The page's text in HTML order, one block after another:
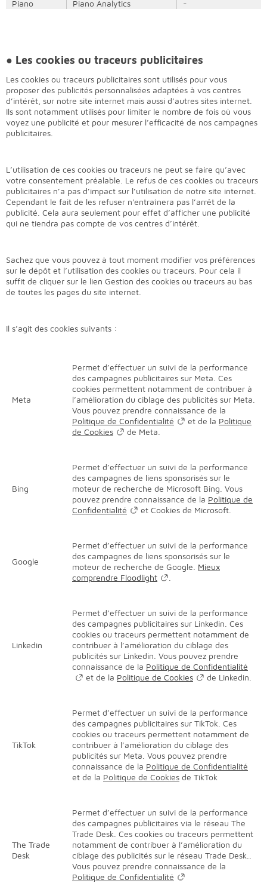
Piano Piano Analytics -
● Les cookies ou traceurs publicitaires
Les cookies ou traceurs publicitaires sont utilisés pour vous
proposer des publicités personnalisées adaptées à vos centres
d’intérêt, sur notre site internet mais aussi d’autres sites internet.
Ils sont notamment utilisés pour limiter le nombre de fois où vous
voyez une publicité et pour mesurer l’efficacité de nos campagnes
publicitaires.
L’utilisation de ces cookies ou traceurs ne peut se faire qu’avec
votre consentement préalable. Le refus de ces cookies ou traceurs
publicitaires n’a pas d’impact sur l’utilisation de notre site internet.
Cependant le fait de les refuser n'entraînera pas l’arrêt de la
publicité. Cela aura seulement pour effet d’afficher une publicité
qui ne tiendra pas compte de vos centres d’intérêt.
Sachez que vous pouvez à tout moment modifier vos préférences
sur le dépôt et l’utilisation des cookies ou traceurs. Pour cela il
suffit de cliquer sur le lien Gestion des cookies ou traceurs au bas
de toutes les pages du site internet.
Il s’agit des cookies suivants :
Meta
Permet d’effectuer un suivi de la performance
des campagnes publicitaires sur Meta. Ces
cookies permettent notamment de contribuer à
l’amélioration du ciblage des publicités sur Meta.
Vous pouvez prendre connaissance de la
Politique de Confidentialité
et de la Politique
de Cookies
de Meta.
Bing
Permet d’effectuer un suivi de la performance
des campagnes de liens sponsorisés sur le
moteur de recherche de Microsoft Bing. Vous
pouvez prendre connaissance de la Politique de
Confidentialité
et Cookies de Microsoft.
Google
Permet d’effectuer un suivi de la performance
des campagnes de liens sponsorisés sur le
moteur de recherche de Google. Mieux
comprendre Floodlight
Linkedin
Permet d’effectuer un suivi de la performance
des campagnes publicitaires sur Linkedin. Ces
cookies ou traceurs permettent notamment de
contribuer à l’amélioration du ciblage des
publicités sur Linkedin. Vous pouvez prendre
connaissance de la Politique de Confidentialité
et de la Politique de Cookies de Linkedin.
TikTok
Permet d’effectuer un suivi de la performance
des campagnes publicitaires sur TikTok. Ces
cookies ou traceurs permettent notamment de
contribuer à l’amélioration du ciblage des
publicités sur Meta. Vous pouvez prendre
connaissance de la Politique de Confidentialité
et de la Politique de Cookies de TikTok
The Trade
Desk
Permet d’effectuer un suivi de la performance
des campagnes publicitaires via le réseau The
Trade Desk. Ces cookies ou traceurs permettent
notamment de contribuer à l’amélioration du
ciblage des publicités sur le réseau Trade Desk..
Vous pouvez prendre connaissance de la
Politique de Confidentialité